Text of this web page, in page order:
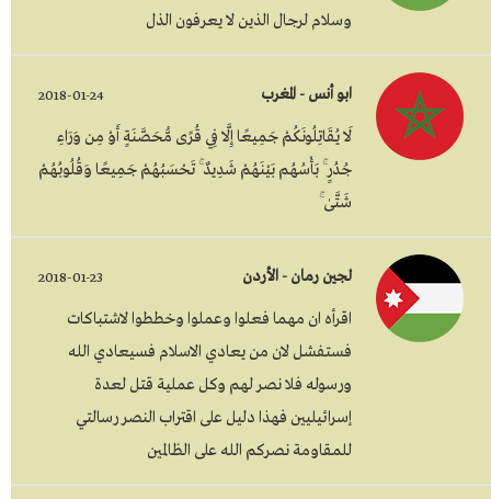
وسلام لرجال الذين لا يعرفون الذل
ابو أنس - المغرب 2018-01-24
لَا يُقَاتِلُونَكُمْ جَمِيعًا إِلَّا فِي قُرًى مُّحَصَّنَةٍ أَوْ مِن وَرَاءِ
جُدُرٍ ۚ بَأْسُهُم بَيْنَهُمْ شَدِيدٌ ۚ تَحْسَبُهُمْ جَمِيعًا وَقُلُوبُهُمْ
شَتَّىٰ ۚ
لجين رمان - الأردن 2018-01-23
اقرأه ان مهما فعلوا وعملوا وخططوا لاشتباكات
فستفشل لان من يعادي الاسلام فسيعادي الله
ورسوله فلا نصر لهم وكل عملية قتل لعدة
إسرائيليين فهذا دليل على اقتراب النصر رسالتي
للمقاومة نصركم الله على الظالمين